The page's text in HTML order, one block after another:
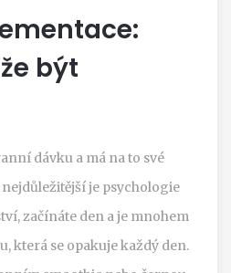
být
dávku a má na to své
je psychologie
začínáte den a je mnohem
která se opakuje každý den.